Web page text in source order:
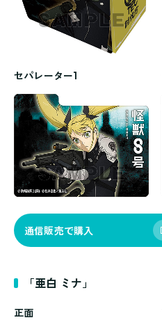
セパレーター1
通信販売で購入
「亜白 ミナ」
正面